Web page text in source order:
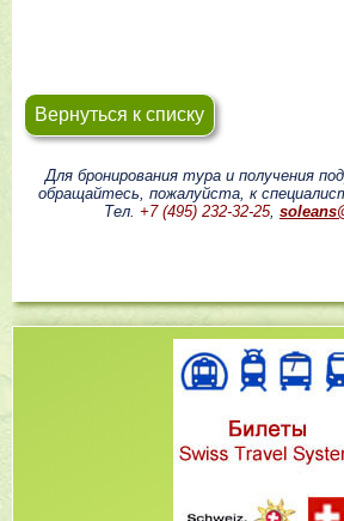
Вернуться к списку
Для бронирования тура и получения
обращайтесь, пожалуйста, к
Тел. +7 (495) 232-32-25,